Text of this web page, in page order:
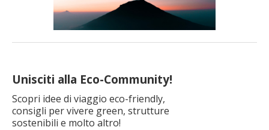
Unisciti alla Eco-Community!
Scopri idee di viaggio eco-friendly,
consigli per vivere green, strutture
sostenibili e molto altro!